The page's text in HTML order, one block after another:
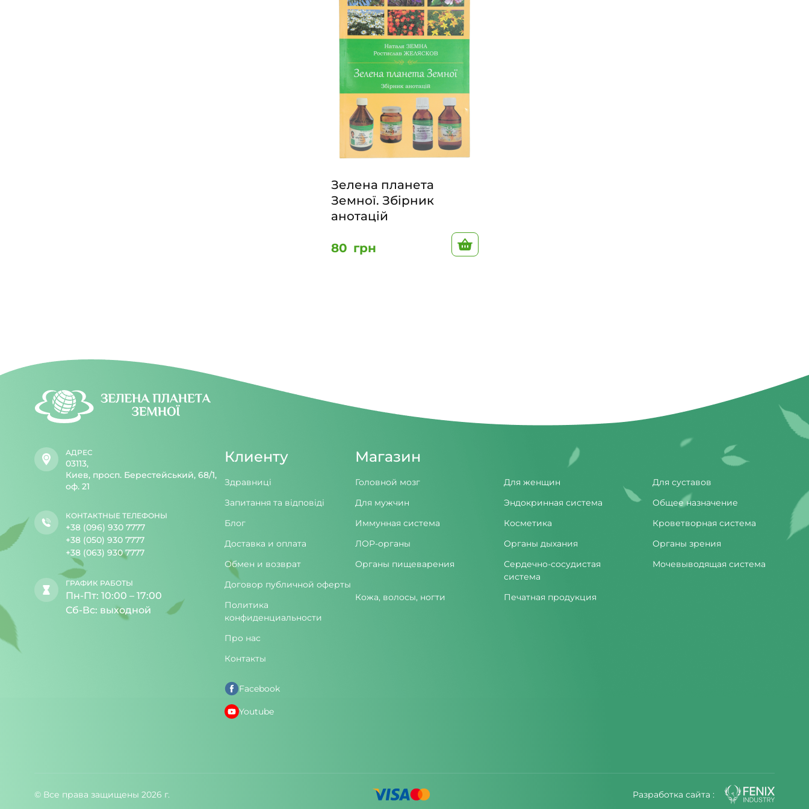
Зелена планета
Земної. Збірник
анотацій
80 грн
АДРЕС
03113,
Киев, просп. Берестейський, 68/1,
оф. 21
КОНТАКТНЫЕ ТЕЛЕФОНЫ
+38 (096) 930 7777
+38 (050) 930 7777
+38 (063) 930 7777
ГРАФИК РАБОТЫ
Пн-Пт: 10:00 – 17:00
Сб-Вс: выходной
Клиенту
Здравниці
Запитання та відповіді
Блог
Доставка и оплата
Обмен и возврат
Договор публичной оферты
Политика
конфиденциальности
Про нас
Контакты
Facebook
Youtube
Магазин
Головной мозг Для женщин
Для суставов
Для мужчин
Эндокринная система
Общее назначение
Иммунная система
Косметика
Кроветворная система
ЛОР-органы
Органы дыхания
Органы зрения
Органы пищеварения
Сердечно-сосудистая
система
Мочевыводящая система
Кожа, волосы, ногти Печатная продукция
© Все права защищены 2026 г. Разработка сайта :